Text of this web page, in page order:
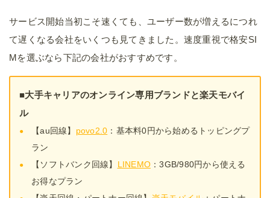
サービス開始当初こそ速くても、ユーザー数が増えるにつれ
て遅くなる会社をいくつも見てきました。速度重視で格安SI
Mを選ぶなら下記の会社がおすすめです。
■大手キャリアのオンライン専用ブランドと楽天モバイ
ル
【au回線】 povo2.0 ：基本料0円から始めるトッピングプ
ラン
【ソフトバンク回線】 LINEMO ：3GB/980円から使える
お得なプラン